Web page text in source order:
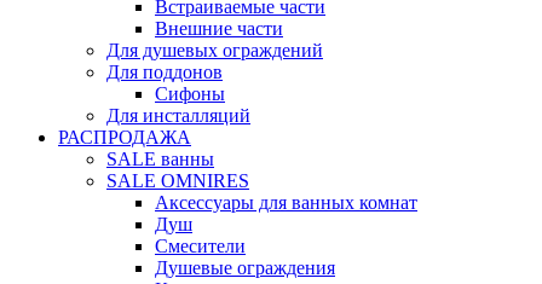
Встраиваемые части
Внешние части
Для душевых ограждений
Для поддонов
Сифоны
Для инсталляций
РАСПРОДАЖА
SALE ванны
SALE OMNIRES
Аксессуары для ванных комнат
Душ
Смесители
Душевые ограждения